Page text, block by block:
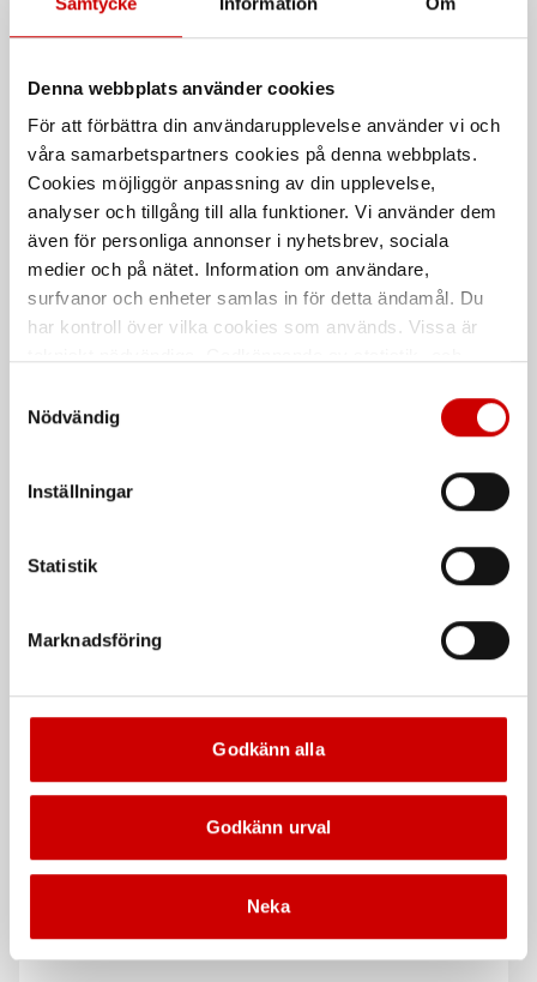
Denna webbplats använder cookies
För att förbättra din användarupplevelse använder vi och
våra samarbetspartners cookies på denna webbplats.
Cookies möjliggör anpassning av din upplevelse,
analyser och tillgång till alla funktioner. Vi använder dem
även för personliga annonser i nyhetsbrev, sociala
medier och på nätet. Information om användare,
surfvanor och enheter samlas in för detta ändamål. Du
har kontroll över vilka cookies som används. Vissa är
länder utanför EU med olika dataskyddsnormer. Genom
att godkänna samtycker du till sådana överföringar. Läs
Nödvändig
Inställningar
Statistik
Marknadsföring
Godkänn alla
Godkänn urval
Neka
PinPuller/Dentlifter Set
limteknik på lackerade eller rena
Plan yta. PDR tillbehör
Vågtråd Limborttagare
Specialprodukt för borttagning av
lim och limrester på fordon
De som köpte, köpte även
Limkloss till Dentlifter
rund
Konvex yta. PDR tillbehör
Limborttagare
Specialprodukt för borttagning av
lim och limrester på fordon